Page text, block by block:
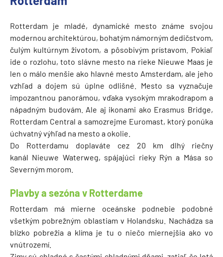
Rotterdam je mladé, dynamické mesto známe svojou
modernou architektúrou, bohatým námorným dedičstvom,
čulým kultúrnym životom, a pôsobivým prístavom. Pokiaľ
ide o rozlohu, toto slávne mesto na rieke Nieuwe Maas je
len o málo menšie ako hlavné mesto Amsterdam, ale jeho
vzhľad a dojem sú úplne odlišné. Mesto sa vyznačuje
impozantnou panorámou, vďaka vysokým mrakodrapom a
nápadným budovám. Ale aj ikonami ako Erasmus Bridge,
Rotterdam Central a samozrejme Euromast, ktorý ponúka
úchvatný výhľad na mesto a okolie.
Do Rotterdamu doplaváte cez 20 km dlhý riečny
kanál Nieuwe Waterweg, spájajúci rieky Rýn a Mása so
Severným morom.
Plavby a sezóna v Rotterdame
Rotterdam má mierne oceánske podnebie podobné
všetkým pobrežným oblastiam v Holandsku. Nachádza sa
blízko pobrežia a klíma je tu o niečo miernejšia ako vo
vnútrozemí.